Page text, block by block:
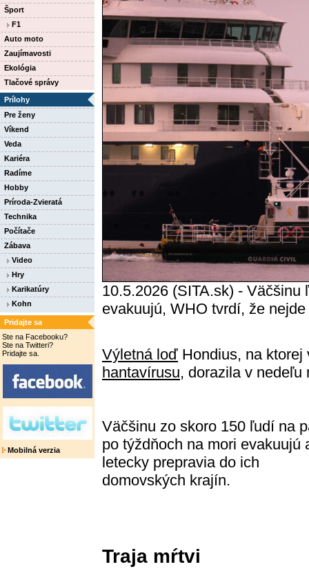
Šport
F1
Auto moto
Zaujímavosti
Ekológia
Tlačové správy
Prílohy
Pre ženy
Víkend
Veda
Kariéra
Radíme
Hobby
Príroda-Zvieratá
Technika
Počítače
Zábava
Video
Hry
Karikatúry
Kohn
Pridajte sa
Ste na Facebooku?
Ste na Twitteri?
Pridajte sa.
Mobilná verzia
10.5.2026 (SITA.sk) -
evakuujú, WHO tvrdí, že
Výletná loď Hondius, na
hantavírusu, dorazila v nedeľu
Väčšinu zo skoro 150 ľudí na
po týždňoch na mori evakuujú
letecky prepravia do ich
domovských krajín.
Traja mŕtvi